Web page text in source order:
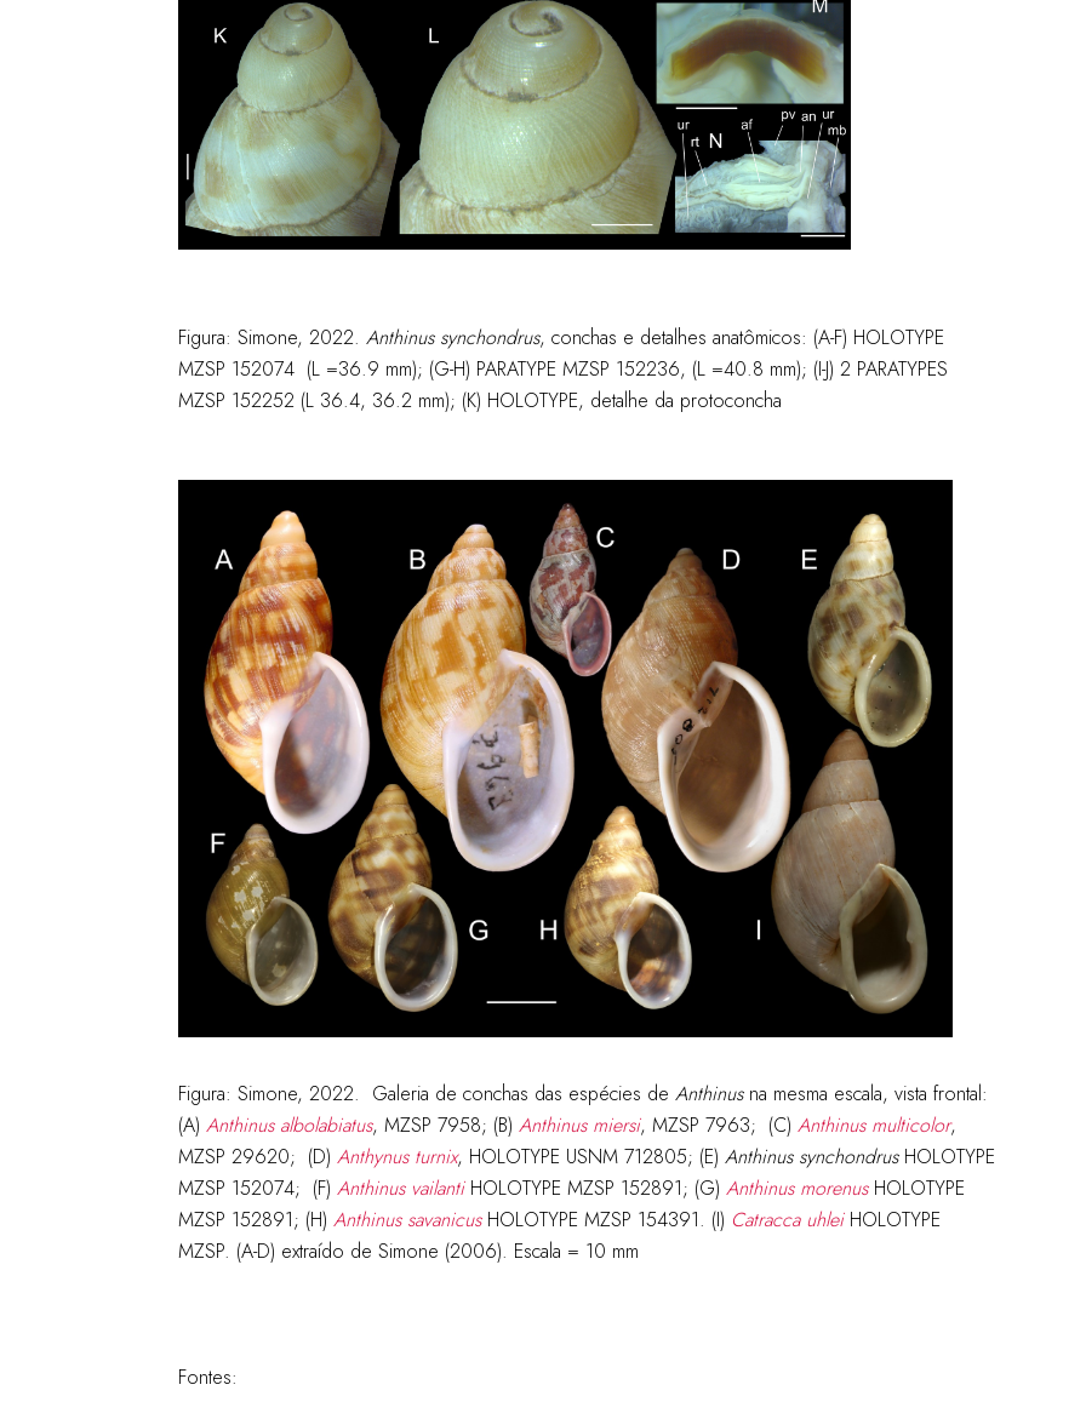
Figura: Simone, 2022. Anthinus synchondrus, conchas e detalhes anatômicos: (A-F) HOLOTYPE
MZSP 152074 (L =36.9 mm); (G-H) PARATYPE MZSP 152236, (L =40.8 mm); (I-J) 2 PARATYPES
MZSP 152252 (L 36.4, 36.2 mm); (K) HOLOTYPE, detalhe da protoconcha
Figura: Simone, 2022. Galeria de conchas das espécies de Anthinusna mesma escala, vista frontal:
(A) Anthinus albolabiatus, MZSP 7958; (B) Anthinus miersi, MZSP 7963; (C) Anthinus multicolor,
MZSP 29620; (D) Anthynus turnix, HOLOTYPE USNM 712805; (E) Anthinus synchondrusHOLOTYPE
MZSP 152074; (F) Anthinus vailantiHOLOTYPE MZSP 152891; (G) Anthinus morenusHOLOTYPE
MZSP 152891; (H) Anthinus savanicusHOLOTYPE MZSP 154391. (I) Catracca uhleiHOLOTYPE
MZSP. (A-D) extraído de Simone (2006). Escala = 10 mm
Fontes: